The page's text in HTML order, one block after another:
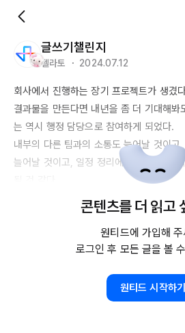
글쓰기챌린지
젤라토 ・ 2024.07.12
회사에서 진행하는 장기 프로젝트가 생겼
결과물을 만든다면 내년을 좀 더 기대해
는 역시 행정 담당으로 참여하게 되었다.
내부의 다른 팀과의 소통도 늘어날 것이고
늘어날 것이고, 일정 정리에 소개서 등을
이번 프로젝트가 끝나기까지 힘들고 처음
겠지만, 끝나고 나면 분명 많이 성장하고
너무 조급해 하지 말고, 허둥대지 말고 일
주 초에 몸 상태가 별로라서, 실수를 좀 했
콘텐츠를 더 읽고
원티드에 가입해 주
로그인 후 모든 글을 볼
원티드 시작하기